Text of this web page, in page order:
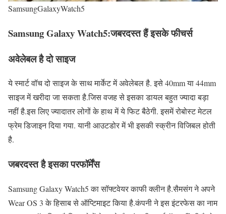
SamsungGalaxyWatch5
Samsung Galaxy Watch5:जबरदस्त हैं इसके फीचर्स
अवेलेबल है दो साइज
ये स्मार्ट वॉच दो साइज के साथ मार्केट में अवेलेबल है. इसे 40mm या 44mm
साइज में खरीदा जा सकता है.जिस वजह से इसका डायल बहुत ज्यादा बड़ा
नहीं है.इस लिए ज्यादातर लोगों के हाथ में ये फिट बैठेगी. इसमें रोबोस्ट मेटल
फ्रेम डिजाइन दिया गया. यानी आउटडोर में भी इसकी स्क्रीन विजिबल होती
है.
जबरदस्त है इसका परफॉर्मेंस
Samsung Galaxy Watch5 का सॉफ्टवेयर काफी क्लीन है.सैमसंग ने अपने
Wear OS 3 के हिसाब से ऑप्टिमाइट किया है.कंपनी ने इस इंटरफेस का नाम